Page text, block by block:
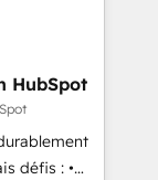
ecosystem,
for itself.
UK, USA,
and
HubSpot
défis : •